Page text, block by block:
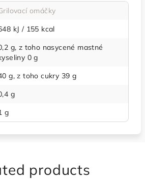
omáčky
kJ / 155 kcal
g, z toho nasycené mastné
0 g
g, z toho cukry 39 g
g
g
products